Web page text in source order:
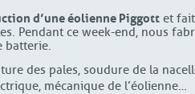
d’une éolienne Piggott et
Pendant ce week-end, nous
batterie.
des pales, soudure de la
mécanique de l’éolienne…